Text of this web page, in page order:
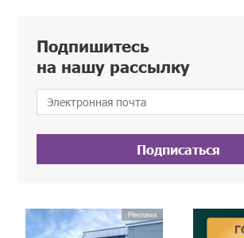
Подпишитесь
на нашу рассылку
Подписаться